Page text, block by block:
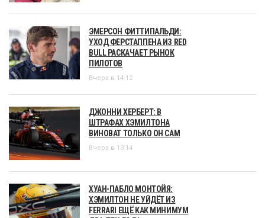
ЭМЕРСОН ФИТТИПАЛЬДИ:
УХОД ФЕРСТАППЕНА ИЗ RED
BULL РАСКАЧАЕТ РЫНОК
ПИЛОТОВ
Вчера в 14:12
ДЖОННИ ХЕРБЕРТ: В
ШТРАФАХ ХЭМИЛТОНА
ВИНОВАТ ТОЛЬКО ОН САМ
Вчера в 13:14
ХУАН-ПАБЛО МОНТОЙЯ:
ХЭМИЛТОН НЕ УЙДЁТ ИЗ
FERRARI ЕЩЁ КАК МИНИМУМ